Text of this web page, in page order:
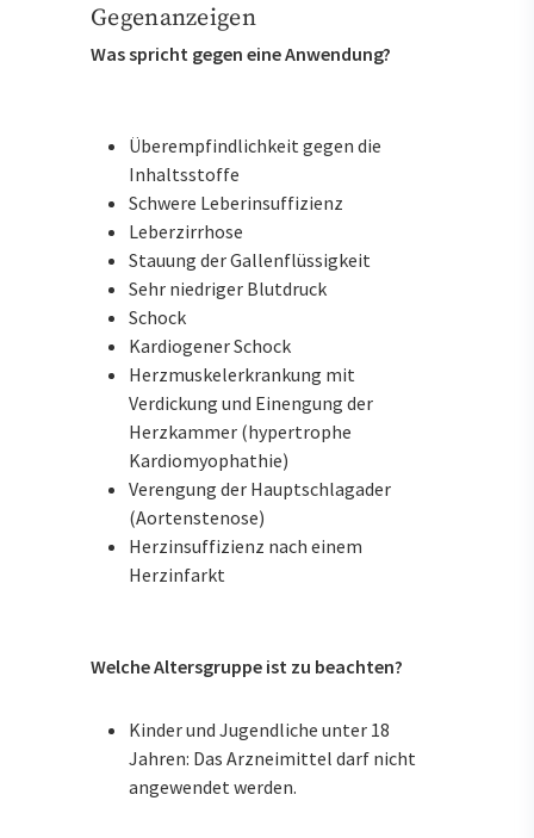
Gegenanzeigen
Was spricht gegen eine Anwendung?
Überempfindlichkeit gegen die
Inhaltsstoffe
Schwere Leberinsuffizienz
Leberzirrhose
Stauung der Gallenflüssigkeit
Sehr niedriger Blutdruck
Schock
Kardiogener Schock
Herzmuskelerkrankung mit
Verdickung und Einengung der
Herzkammer (hypertrophe
Kardiomyophathie)
Verengung der Hauptschlagader
(Aortenstenose)
Herzinsuffizienz nach einem
Herzinfarkt
Welche Altersgruppe ist zu beachten?
Kinder und Jugendliche unter 18
Jahren: Das Arzneimittel darf nicht
angewendet werden.